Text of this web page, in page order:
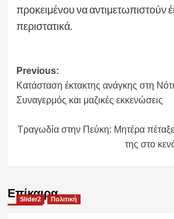
προκειμένου να αντιμετωπιστούν
περιστατικά.
Post
navigation
Previous:
Κατάσταση έκτακτης ανάγκης στη
Συναγερμός και μαζικές εκκενώσεις
Τραγωδία στην Πεύκη: Μητέρα
της στο
Επίκαιρα
Slider2 Πολιτική